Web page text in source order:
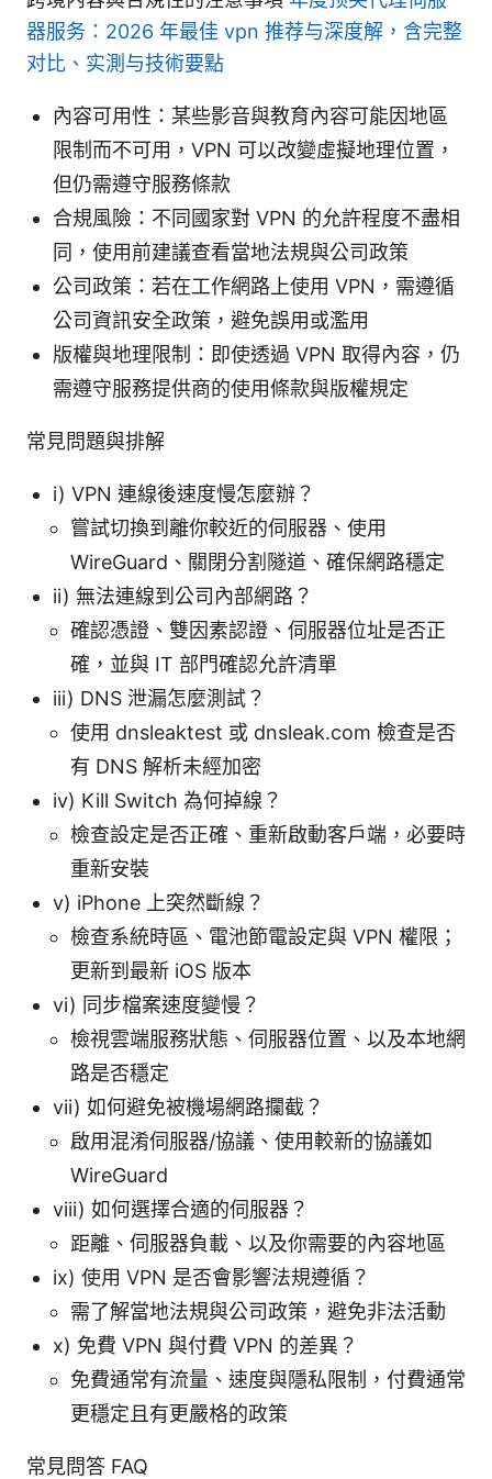
器服务：2026 年最佳 vpn 推荐与深度解，含完整
对比、实測与技術要點
內容可用性：某些影音與教育內容可能因地區
限制而不可用，VPN 可以改變虛擬地理位置，
但仍需遵守服務條款
合規風險：不同國家對 VPN 的允許程度不盡相
同，使用前建議查看當地法規與公司政策
公司政策：若在工作網路上使用 VPN，需遵循
公司資訊安全政策，避免誤用或濫用
版權與地理限制：即使透過 VPN 取得內容，仍
需遵守服務提供商的使用條款與版權規定
常見問題與排解
i) VPN 連線後速度慢怎麼辦？
嘗試切換到離你較近的伺服器、使用
WireGuard、關閉分割隧道、確保網路穩定
ii) 無法連線到公司內部網路？
確認憑證、雙因素認證、伺服器位址是否正
確，並與 IT 部門確認允許清單
iii) DNS 泄漏怎麼測試？
使用 dnsleaktest 或 dnsleak.com 檢查是否
有 DNS 解析未經加密
iv) Kill Switch 為何掉線？
檢查設定是否正確、重新啟動客戶端，必要時
重新安裝
v) iPhone 上突然斷線？
檢查系統時區、電池節電設定與 VPN 權限；
更新到最新 iOS 版本
vi) 同步檔案速度變慢？
檢視雲端服務狀態、伺服器位置、以及本地網
路是否穩定
vii) 如何避免被機場網路攔截？
啟用混淆伺服器/協議、使用較新的協議如
WireGuard
viii) 如何選擇合適的伺服器？
距離、伺服器負載、以及你需要的內容地區
ix) 使用 VPN 是否會影響法規遵循？
需了解當地法規與公司政策，避免非法活動
x) 免費 VPN 與付費 VPN 的差異？
免費通常有流量、速度與隱私限制，付費通常
更穩定且有更嚴格的政策
常見問答 FAQ